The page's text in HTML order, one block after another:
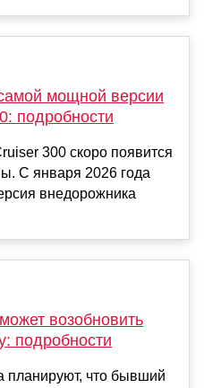
мощной версии
подробности
300 скоро появится
С января 2026 года
внедорожника
возобновить
подробности
планируют, что бывший